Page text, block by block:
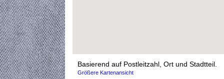
Basierend auf Postleitzahl, Ort und Stadtteil.
Größere Kartenansicht